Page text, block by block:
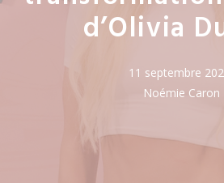
d’Olivia
11 septembre
Noémie Caron